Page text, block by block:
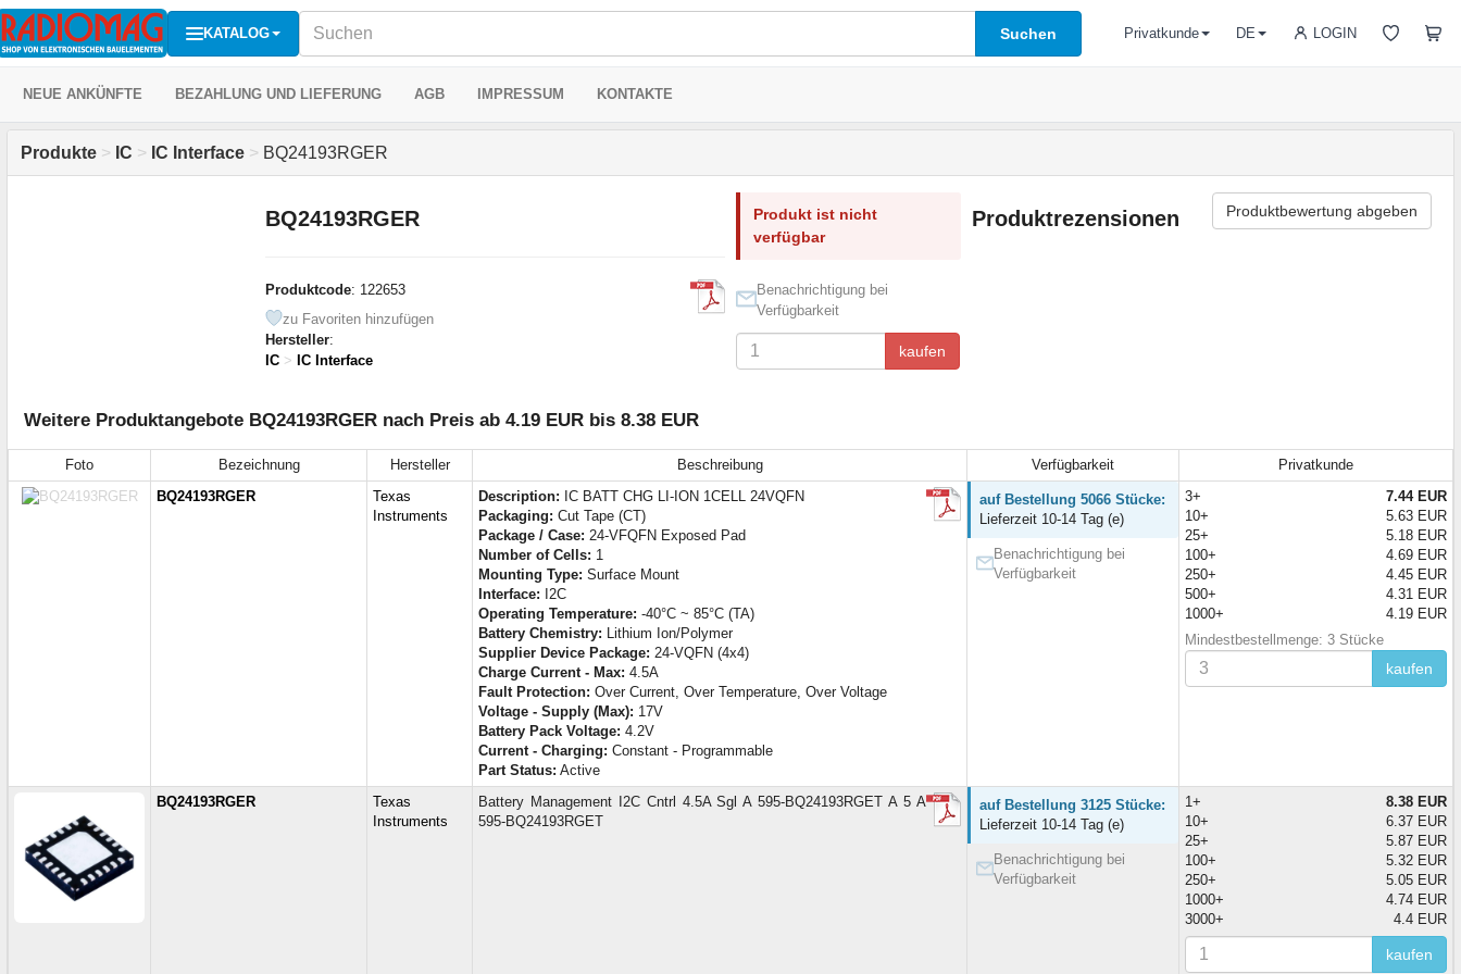
KATALOG Suchen LOGIN
Privatkunde DE
NEUE ANKÜNFTE BEZAHLUNG UND LIEFERUNG AGB IMPRESSUM KONTAKTE
Produkte > IC > IC Interface > BQ24193RGER
BQ24193RGER
Produktcode: 122653
zu Favoriten hinzufügen
Hersteller:
IC > IC Interface
Produkt ist nicht
verfügbar
Benachrichtigung bei
Verfügbarkeit
kaufen
Produktrezensionen Produktbewertung abgeben
Weitere Produktangebote BQ24193RGER nach Preis ab 4.19 EUR bis 8.38 EUR
Foto Bezeichnung Hersteller Beschreibung Verfügbarkeit
Privatkunde
BQ24193RGER
Texas
Instruments
Description: IC BATT CHG LI-ION 1CELL 24VQFN
Packaging: Cut Tape (CT)
Package / Case: 24-VFQFN Exposed Pad
Number of Cells: 1
Mounting Type: Surface Mount
Interface: I2C
Operating Temperature: -40°C ~ 85°C (TA)
Battery Chemistry: Lithium Ion/Polymer
Supplier Device Package: 24-VQFN (4x4)
Charge Current - Max: 4.5A
Fault Protection: Over Current, Over Temperature, Over Voltage
Voltage - Supply (Max): 17V
Battery Pack Voltage: 4.2V
Current - Charging: Constant - Programmable
Part Status: Active
auf Bestellung 5066 Stücke:
Lieferzeit 10-14 Tag (e)
Benachrichtigung bei
Verfügbarkeit
3+
7.44 EUR
10+
5.63 EUR
25+
5.18 EUR
100+
4.69 EUR
250+
4.45 EUR
500+
4.31 EUR
1000+
4.19 EUR
Mindestbestellmenge: 3 Stücke
kaufen
BQ24193RGER
Texas
Instruments
Battery Management I2C Cntrl 4.5A Sgl A 595-BQ24193RGET A 5 A
595-BQ24193RGET
auf Bestellung 3125 Stücke:
Lieferzeit 10-14 Tag (e)
Benachrichtigung bei
Verfügbarkeit
1+
8.38 EUR
10+
6.37 EUR
25+
5.87 EUR
100+
5.32 EUR
250+
5.05 EUR
1000+
4.74 EUR
3000+
4.4 EUR
kaufen